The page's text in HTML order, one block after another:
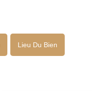
Lieu Du Bien